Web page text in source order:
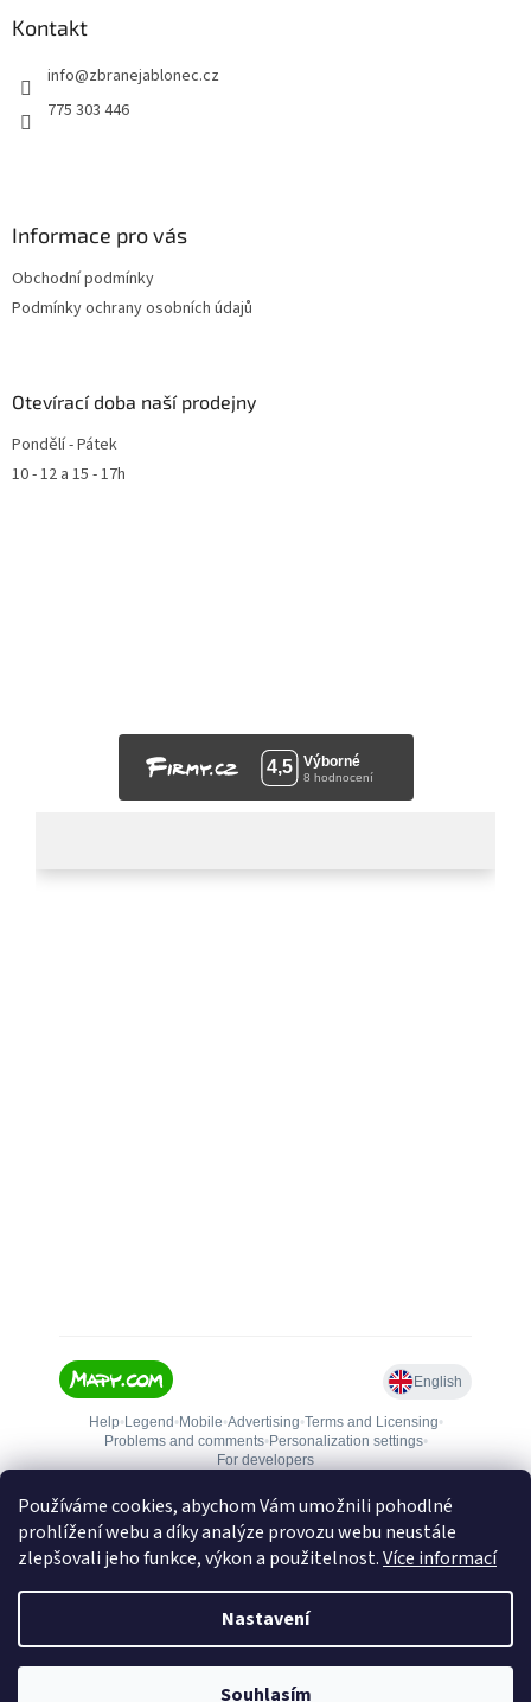
Používáme cookies, abychom Vám umožnili pohodlné
prohlížení webu a díky analýze provozu webu neustále
zlepšovali jeho funkce, výkon a použitelnost.Více informací
Nastavení
Souhlasím
Kontakt
info@zbranejablonec.cz
775 303 446
Informace pro vás
Obchodní podmínky
Podmínky ochrany osobních údajů
Otevírací doba naší prodejny
Pondělí - Pátek
10 - 12 a 15 - 17h
Vytvořil Shoptet
Zbranejablone.cz. Všechna práva vyhrazena.